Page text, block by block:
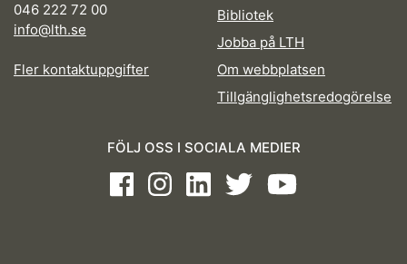
046 222 72 00
info@lth.se
Fler kontaktuppgifter
Bibliotek
Jobba på LTH
Om webbplatsen
Tillgänglighetsredogörelse
FÖLJ OSS I SOCIALA MEDIER
FacebookInstagramLinkedInTwitterYoutube